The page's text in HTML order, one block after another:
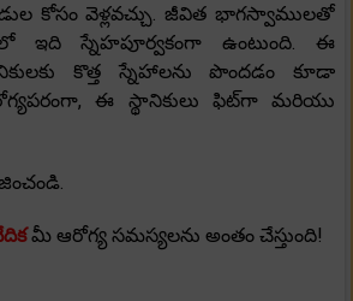
కోసం వెళ్లవచ్చు. జీవిత భాగస్వాములతో
ఇది స్నేహపూర్వకంగా ఉంటుంది. ఈ
కొత్త స్నేహాలను పొందడం కూడా
ఈ స్థానికులు ఫిట్‌గా మరియు
మీ ఆరోగ్య సమస్యలను అంతం చేస్తుంది!